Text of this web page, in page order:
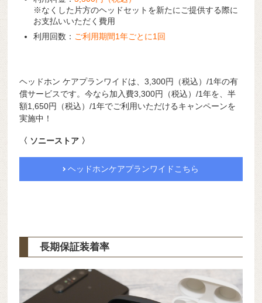
※なくした片方のヘッドセットを新たにご提供する際に
お支払いいただく費用
利用回数： ご利用期間1年ごとに1回
ヘッドホン ケアプランワイドは、3,300円（税込）/1年の有
償サービスです。今なら加入費3,300円（税込）/1年を、半
額1,650円（税込）/1年でご利用いただけるキャンペーンを
実施中！
〈 ソニーストア 〉
ヘッドホンケアプランワイドこちら
長期保証装着率